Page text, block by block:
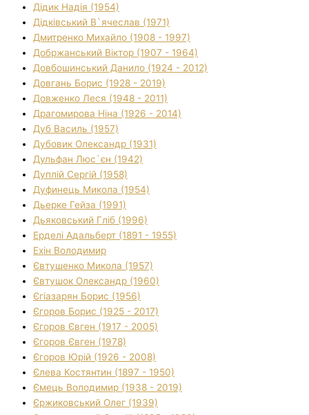
Дідик Надія (1954)
Дідківський В`ячеслав (1971)
Дмитренко Михайло (1908 - 1997)
Добржанський Віктор (1907 - 1964)
Довбошинський Данило (1924 - 2012)
Довгань Борис (1928 - 2019)
Довженко Леся (1948 - 2011)
Драгомирова Ніна (1926 - 2014)
Дуб Василь (1957)
Дубовик Олександр (1931)
Дульфан Люс`єн (1942)
Дуплій Сергій (1958)
Дуфинець Микола (1954)
Дьерке Гейза (1991)
Дьяковський Гліб (1996)
Ерделі Адальберт (1891 - 1955)
Ехін Володимир
Євтушенко Микола (1957)
Євтушок Олександр (1960)
Єгіазарян Борис (1956)
Єгоров Борис (1925 - 2017)
Єгоров Євген (1917 - 2005)
Єгоров Євген (1978)
Єгоров Юрій (1926 - 2008)
Єлева Костянтин (1897 - 1950)
Ємець Володимир (1938 - 2019)
Єржиковський Олег (1939)